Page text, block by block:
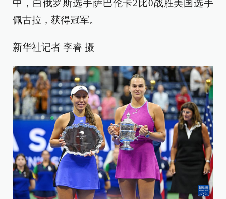
中，白俄罗斯选手萨巴伦卡2比0战胜美国选手
佩古拉，获得冠军。
新华社记者 李睿 摄